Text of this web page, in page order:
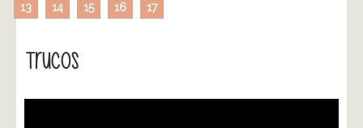
13 14 15 16 17
Trucos